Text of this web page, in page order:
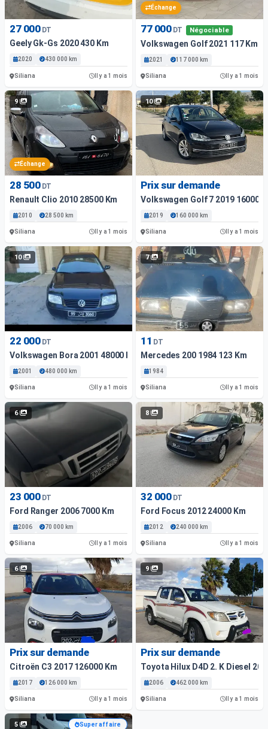
27 000 DT
Geely Gk-Gs 2020 430 Km
2020 430 000 km
Siliana Il y a 1 mois
Échange
77 000 DT Négociable
Volkswagen Golf 2021 117 Km
2021 117 000 km
Siliana Il y a 1 mois
9
Échange
28 500 DT
Renault Clio 2010 28500 Km
2010 28 500 km
Siliana Il y a 1 mois
10
Prix sur demande
Volkswagen Golf 7 2019 16000
2019 160 000 km
Siliana Il y a 1 mois
10
22 000 DT
Volkswagen Bora 2001 48000 Km
2001 480 000 km
Siliana Il y a 1 mois
7
11 DT
Mercedes 200 1984 123 Km
1984
Siliana Il y a 1 mois
6
23 000 DT
Ford Ranger 2006 7000 Km
2006 70 000 km
Siliana Il y a 1 mois
8
32 000 DT
Ford Focus 2012 24000 Km
2012 240 000 km
Siliana Il y a 1 mois
6
Prix sur demande
Citroën C3 2017 126000 Km
2017 126 000 km
Siliana Il y a 1 mois
9
Prix sur demande
Toyota Hilux D4D 2. K Diesel
2006 462 000 km
Siliana Il y a 1 mois
5 Super affaire